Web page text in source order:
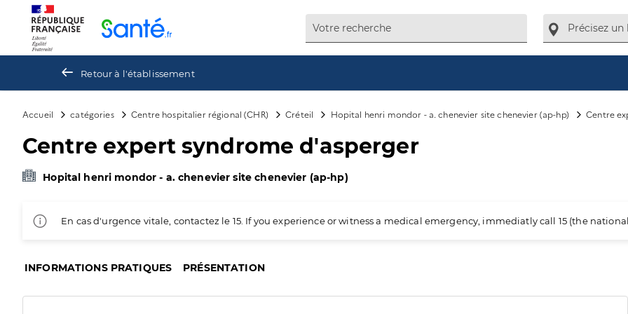
Retour à l'établissement
Accueil catégories Centre hospitalier régional (CHR) Créteil Hopital henri mondor - a. chenevier site chenevier (ap-hp) Centre
Centre expert syndrome d'asperger
Hopital henri mondor - a. chenevier site chenevier (ap-hp)
En cas d'urgence vitale, contactez le 15. If you experience or witness a medical emergency, immediatly call 15 (the
INFORMATIONS PRATIQUES PRÉSENTATION
Panneau de gestion des cookies